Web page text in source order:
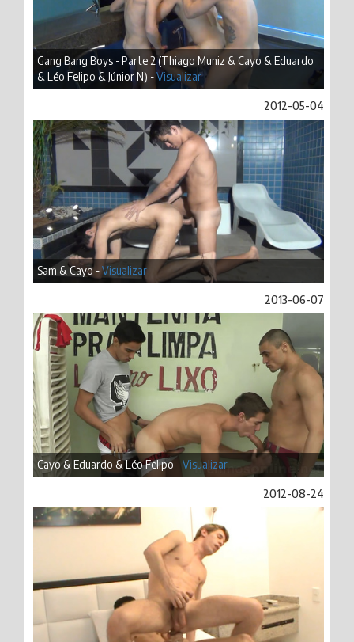
Gang Bang Boys - Parte 2 (Thiago Muniz & Cayo & Eduardo
& Léo Felipo & Júnior N) -Visualizar
2012-05-04
Sam & Cayo -Visualizar
2013-06-07
Cayo & Eduardo & Léo Felipo -Visualizar
2012-08-24